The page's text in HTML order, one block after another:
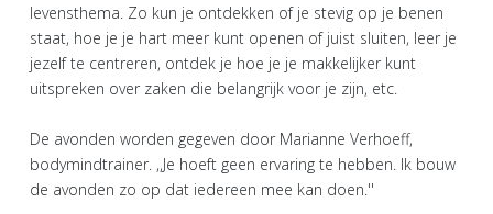
levensthema. Zo kun je ontdekken of je stevig op je benen
staat, hoe je je hart meer kunt openen of juist sluiten, leer je
jezelf te centreren, ontdek je hoe je je makkelijker kunt
uitspreken over zaken die belangrijk voor je zijn, etc.
De avonden worden gegeven door Marianne Verhoeff,
bodymindtrainer. ,,Je hoeft geen ervaring te hebben. Ik bouw
de avonden zo op dat iedereen mee kan doen.''